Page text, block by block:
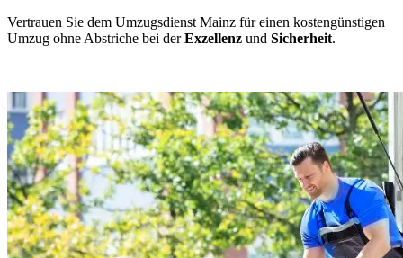
Vertrauen Sie dem Umzugsdienst Mainz für einen kostengünstigen
Umzug ohne Abstriche bei derExzellenz und Sicherheit.